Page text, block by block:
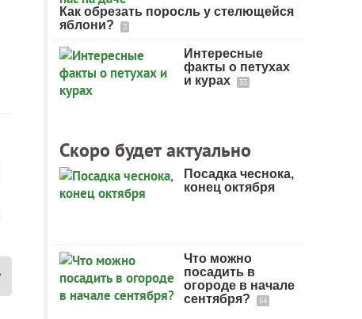
Как обрезать поросль у стелющейся
яблони?
2
Интересные
факты о петухах
и курах
33
Скоро будет актуально
Посадка чеснока,
конец октября
Что можно
посадить в
огороде в начале
сентября?
54